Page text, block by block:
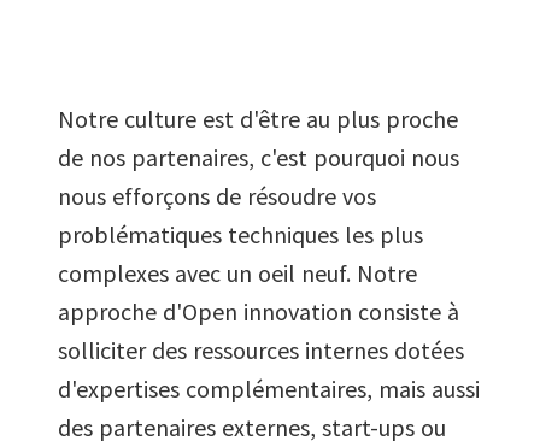
presse-
papier
Notre culture est d'être au plus proche
de nos partenaires, c'est pourquoi nous
nous efforçons de résoudre vos
problématiques techniques les plus
complexes avec un oeil neuf. Notre
approche d'Open innovation consiste à
solliciter des ressources internes dotées
d'expertises complémentaires, mais aussi
des partenaires externes, start-ups ou